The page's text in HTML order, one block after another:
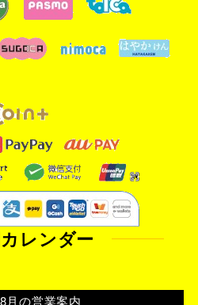
レンダー
月の営業案内